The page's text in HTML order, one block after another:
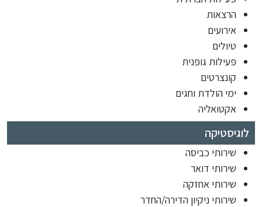
הרצאות
אירועים
טיולים
פעילות גופנית
קונצרטים
ימי הולדת וחגים
אקטואליה
לוגיסטיקה
שירותי כביסה
שירותי דואר
שירותי אחזקה
שירותי ניקיון הדירה/החדר